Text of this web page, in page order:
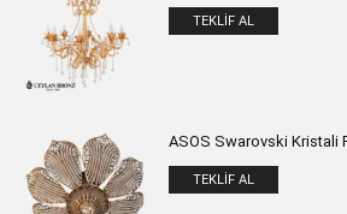
TEKLIF AL
ASOS Swarovski Kristali
TEKLIF AL